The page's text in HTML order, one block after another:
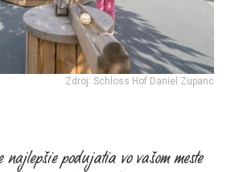
Zdroj: Schloss Hof Daniel Zupanc